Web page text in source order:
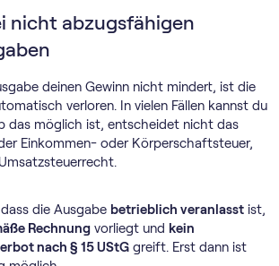
nicht abzugsfähigen
deinen Gewinn nicht mindert, ist die
verloren. In vielen Fällen kannst du
das möglich ist, entscheidet nicht das
Einkommen- oder Körperschaftsteuer,
die Ausgabe betrieblich veranlasst ist,
Rechnung vorliegt und kein
nach § 15 UStG greift. Erst dann ist